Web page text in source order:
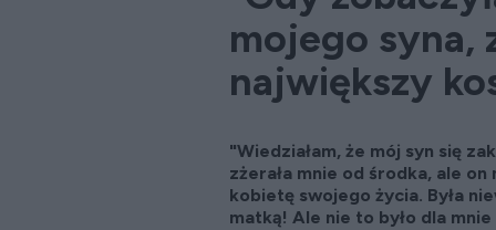
mojego syna,
największy
"Wiedziałam, że mój syn się
zżerała mnie od środka, ale on
kobietę swojego życia. Była
matką! Ale nie to było dla